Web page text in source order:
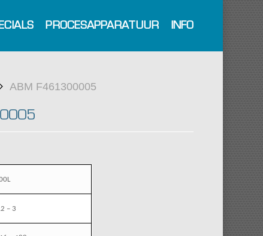
PROCESAPPARATUUR INFO
ABM F461300005
– 3